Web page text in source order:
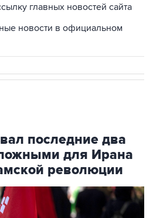
главных новостей сайта
новости в официальном
последние два
для Ирана
революции